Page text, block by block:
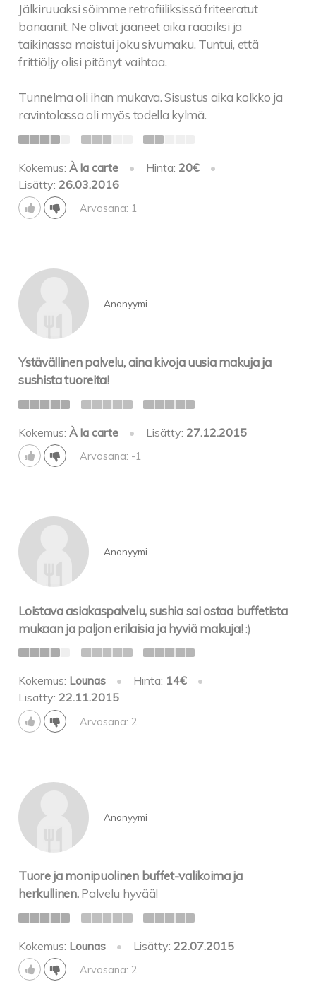
Jälkiruuaksi söimme retrofiiliksissä friteeratut
banaanit. Ne olivat jääneet aika raaoiksi ja
taikinassa maistui joku sivumaku. Tuntui, että
frittiöljy olisi pitänyt vaihtaa.
Tunnelma oli ihan mukava. Sisustus aika kolkko ja
ravintolassa oli myös todella kylmä.
Kokemus:À la carte • Hinta: 20€
•
Lisätty: 26.03.2016
Arvosana: 1
Anonyymi
Ystävällinen palvelu, aina kivoja uusia makuja ja
sushista tuoreita!
Kokemus:À la carte • Lisätty: 27.12.2015
Arvosana: -1
Anonyymi
Loistava asiakaspalvelu, sushia sai ostaa buffetista
mukaan ja paljon erilaisia ja hyviä makuja!:)
Kokemus: Lounas • Hinta: 14€
•
Lisätty: 22.11.2015
Arvosana: 2
Anonyymi
Tuore ja monipuolinen buffet-valikoima ja
herkullinen. Palvelu hyvää!
Kokemus: Lounas • Lisätty: 22.07.2015
Arvosana: 2